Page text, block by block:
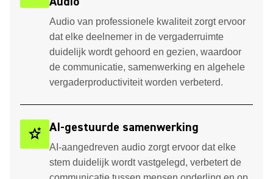
Audio van professionele kwaliteit zorgt ervoor
dat elke deelnemer in de vergaderruimte
duidelijk wordt gehoord en gezien, waardoor
de communicatie, samenwerking en algehele
vergaderproductiviteit worden verbeterd.
stars_2 AI-gestuurde samenwerking
AI-aangedreven audio zorgt ervoor dat elke
stem duidelijk wordt vastgelegd, verbetert de